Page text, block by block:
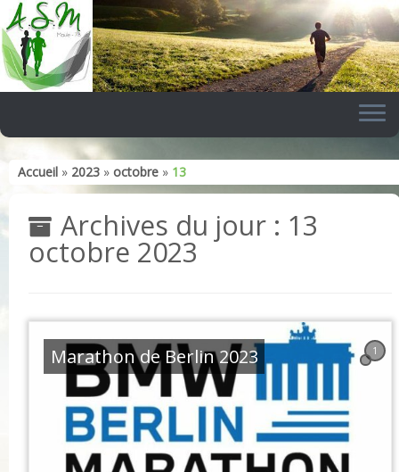
Skip
to
content
Accueil » 2023 » octobre » 13
Archives du jour : 13
octobre 2023
1
Marathon de Berlin 2023